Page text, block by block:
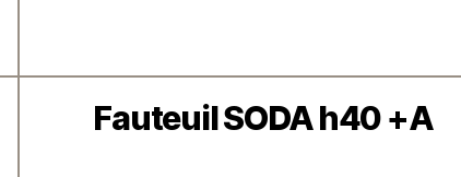
Catégories
Fauteuil SODA h40 +A